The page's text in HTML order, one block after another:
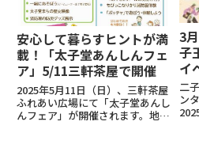
安心して暮らすヒントが満
載！「太子堂あんしんフェ
ア」5/11三軒茶屋で開催
2025年5月11日（日）、三軒茶屋
ふれあい広場にて「太子堂あんし
んフェア」が開催されます。地域
3
子
イ
二
ン